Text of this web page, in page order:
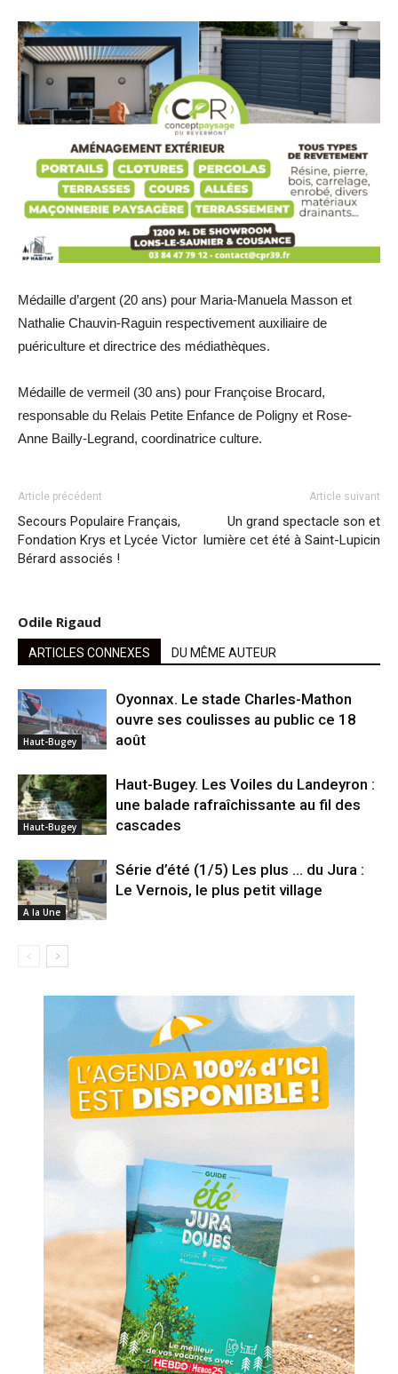
Médaille d’argent (20 ans) pour Maria-Manuela Masson et
Nathalie Chauvin-Raguin respectivement auxiliaire de
puériculture et directrice des médiathèques.
Médaille de vermeil (30 ans) pour Françoise Brocard,
responsable du Relais Petite Enfance de Poligny et Rose-
Anne Bailly-Legrand, coordinatrice culture.
Article précédent
Secours Populaire Français,
Fondation Krys et Lycée Victor
Bérard associés !
Article suivant
Un grand spectacle son et
lumière cet été à Saint-Lupicin
Odile Rigaud
ARTICLES CONNEXES DU MÊME AUTEUR
Haut-Bugey
Oyonnax. Le stade Charles-Mathon
ouvre ses coulisses au public ce 18
août
Haut-Bugey
Haut-Bugey. Les Voiles du Landeyron :
une balade rafraîchissante au fil des
cascades
A la Une
Série d’été (1/5) Les plus … du Jura :
Le Vernois, le plus petit village